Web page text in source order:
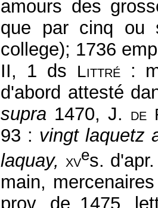
amours des
que par cinq
college); 1736
II, 1 ds
Littré:
d'abord attesté
supra 1470, J. de
93 : vingt laquetz
laquay, xves.
main,
prov. de 1475,